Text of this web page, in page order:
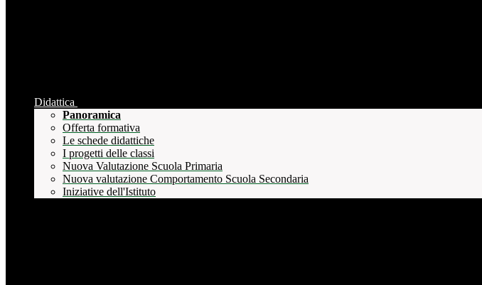
Didattica
Panoramica
Offerta formativa
Le schede didattiche
I progetti delle classi
Nuova Valutazione Scuola Primaria
Nuova valutazione Comportamento Scuola Secondaria
Iniziative dell'Istituto